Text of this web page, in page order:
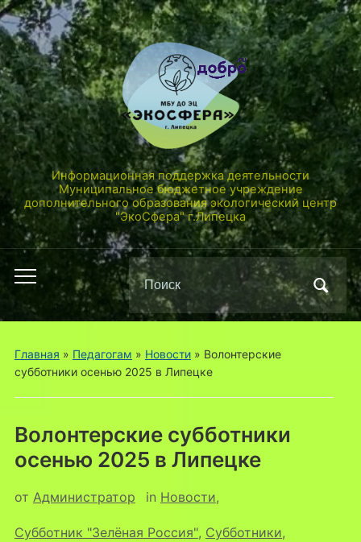
Информационная поддержка деятельности
Муниципальное бюджетное учреждение
дополнительного образования экологический центр
"ЭкоСфера" г.Липецка
Переключить
мобильное
меню
Поиск
по:
Главная » Педагогам » Новости» Волонтерские
субботники осенью 2025 в Липецке
Волонтерские субботники
осенью 2025 в Липецке
от Администратор in Новости,
Субботник "Зелёная Россия", Субботники,